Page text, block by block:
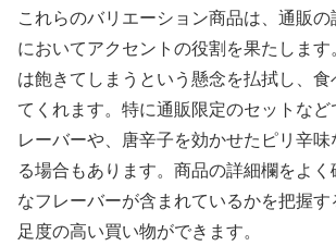
これらのバリエーション商品は、通販の
においてアクセントの役割を果たしま
は飽きてしまうという懸念を払拭し、
てくれます。特に通販限定のセットなど
レーバーや、唐辛子を効かせたピリ辛
る場合もあります。商品の詳細欄をよく
なフレーバーが含まれているかを把握
足度の高い買い物ができます。